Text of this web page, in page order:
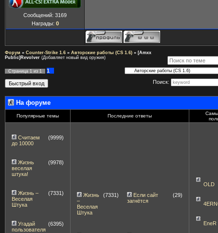
Сообщений: 3169
Награды: 0
Форум » Counter-Strike 1.6 » Авторские работы (CS 1.6) » [Amxx
Public]Revolver (Добавляет новый вид оружия)
Страница 1 из 1
1
Поиск:
На форуме
Популярные темы Последние ответы
Считаем
до 10000
(9999)
Жизнь
веселая
штука!
(9978)
Жизнь –
Веселая
Штука
(7331)
Угадай
пользователя
(6395)
Жизнь
–
Веселая
Штука
(7331)
Если сайт
загнётся
(29)
OLD
EneR